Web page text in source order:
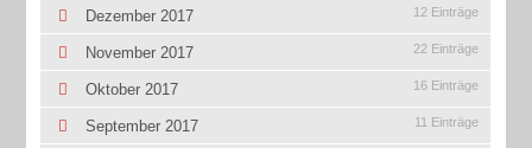
Dezember 2017 12 Einträge
November 2017 22 Einträge
Oktober 2017 16 Einträge
September 2017 11 Einträge